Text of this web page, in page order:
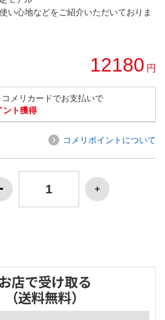
い心地などをご紹介いただいておりま
12180 円
メリカードでお支払いで
ント獲得
コメリポイントについて
お店で受け取る
（送料無料）